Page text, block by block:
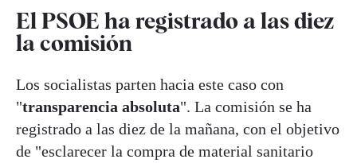
El PSOE ha registrado a las diez
la comisión
Los socialistas parten hacia este caso con
"transparencia absoluta". La comisión se ha
registrado a las diez de la mañana, con el objetivo
de "esclarecer la compra de material sanitario